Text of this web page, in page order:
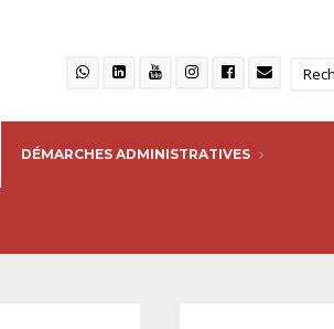
DÉMARCHES ADMINISTRATIVES